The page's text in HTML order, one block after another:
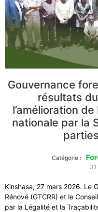
Gouvernance
résultats
l’amélioration
nationale par la
Catégorie :
31
Kinshasa, 27 mars 2026. Le
Rénové (GTCRR) et le
par la Légalité et la